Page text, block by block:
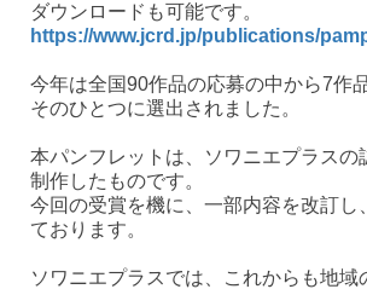
ダウンロードも可能です。
https://www.jcrd.jp/publications/
今年は全国90作品の応募の中から7作
そのひとつに選出されました。
本パンフレットは、ソワニエプラスの
制作したものです。
今回の受賞を機に、一部内容を改訂し
ております。
ソワニエプラスでは、これからも地域